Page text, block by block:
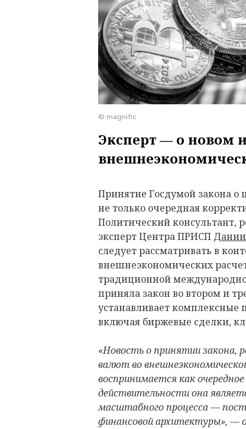
© magnific
Эксперт — о новом
Принятие Госдумой закона
не только очередная
Политический консультант,
эксперт Центра ПРИСП
следует рассматривать в
внешнеэкономических
традиционной
приняла закон во втором и
устанавливает
включая биржевые сделки,
«Новость о принятии закона,
валют во
воспринимается как
действительности она
масштабного процесса —
финансовой архитектуры», —